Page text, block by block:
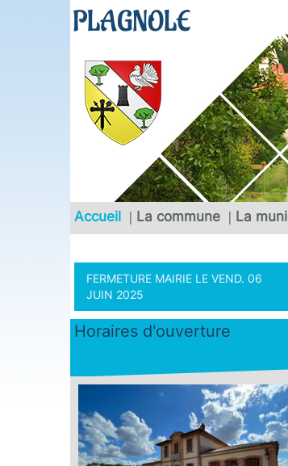
PLAGNOLE
Accueil La commune La
FERMETURE MAIRIE LE VEND. 06
JUIN 2025
Horaires d'ouverture